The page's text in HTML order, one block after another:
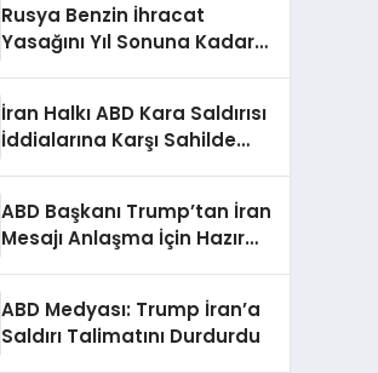
Rusya Benzin İhracat
Yasağını Yıl Sonuna Kadar
İran Halkı ABD Kara Saldırısı
İddialarına Karşı Sahilde
ABD Başkanı Trump’tan İran
Mesajı Anlaşma İçin Hazır
ABD Medyası: Trump İran’a
Saldırı Talimatını Durdurdu